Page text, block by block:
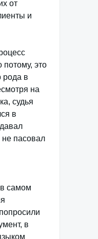
от
и
потому, это
рода в
на
судья
в
пасовал
самом
в